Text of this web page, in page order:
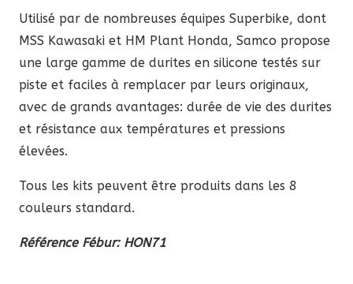
2015)
Utilisé par de nombreuses équipes Superbike, dont
MSS Kawasaki et HM Plant Honda, Samco propose
une large gamme de durites en silicone testés sur
piste et faciles à remplacer par leurs originaux,
avec de grands avantages: durée de vie des durites
et résistance aux températures et pressions
élevées.
Tous les kits peuvent être produits dans les 8
couleurs standard.
Référence Fébur: HON71